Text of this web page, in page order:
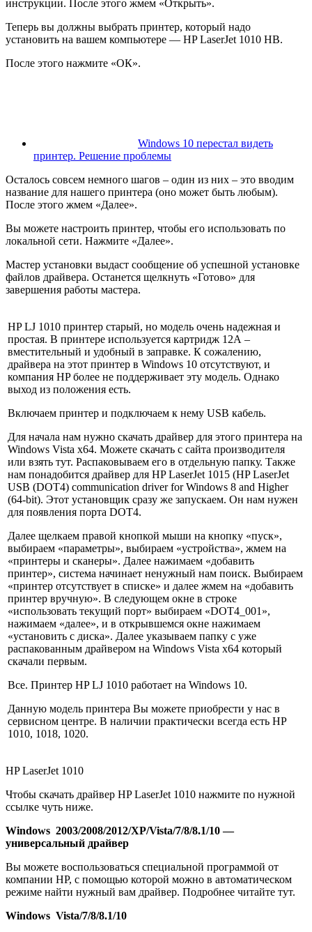
инструкции. После этого жмем «Открыть».
Теперь вы должны выбрать принтер, который надо
установить на вашем компьютере — HP LaserJet 1010 HB.
После этого нажмите «ОК».
Windows 10 перестал видеть
принтер. Решение проблемы
Осталось совсем немного шагов – один из них – это вводим
название для нашего принтера (оно может быть любым).
После этого жмем «Далее».
Вы можете настроить принтер, чтобы его использовать по
локальной сети. Нажмите «Далее».
Мастер установки выдаст сообщение об успешной установке
файлов драйвера. Останется щелкнуть «Готово» для
завершения работы мастера.
HP LJ 1010 принтер старый, но модель очень надежная и
простая. В принтере используется картридж 12А –
вместительный и удобный в заправке. К сожалению,
драйвера на этот принтер в Windows 10 отсутствуют, и
компания HP более не поддерживает эту модель. Однако
выход из положения есть.
Включаем принтер и подключаем к нему USB кабель.
Для начала нам нужно скачать драйвер для этого принтера на
Windows Vista x64. Можете скачать с сайта производителя
или взять тут. Распаковываем его в отдельную папку. Также
нам понадобится драйвер для HP LaserJet 1015 (HP LaserJet
USB (DOT4) communication driver for Windows 8 and Higher
(64-bit). Этот установщик сразу же запускаем. Он нам нужен
для появления порта DOT4.
Далее щелкаем правой кнопкой мыши на кнопку «пуск»,
выбираем «параметры», выбираем «устройства», жмем на
«принтеры и сканеры». Далее нажимаем «добавить
принтер», система начинает ненужный нам поиск. Выбираем
«принтер отсутствует в списке» и далее жмем на «добавить
принтер вручную». В следующем окне в строке
«использовать текущий порт» выбираем «DOT4_001»,
нажимаем «далее», и в открывшемся окне нажимаем
«установить с диска». Далее указываем папку с уже
распакованным драйвером на Windows Vista x64 который
скачали первым.
Все. Принтер HP LJ 1010 работает на Windows 10.
Данную модель принтера Вы можете приобрести у нас в
сервисном центре. В наличии практически всегда есть HP
1010, 1018, 1020.
HP LaserJet 1010
Чтобы скачать драйвер HP LaserJet 1010 нажмите по нужной
ссылке чуть ниже.
Windows 2003/2008/2012/XP/Vista/7/8/8.1/10 —
универсальный драйвер
Вы можете воспользоваться специальной программой от
компании HP, с помощью которой можно в автоматическом
режиме найти нужный вам драйвер. Подробнее читайте тут.
Windows Vista/7/8/8.1/10